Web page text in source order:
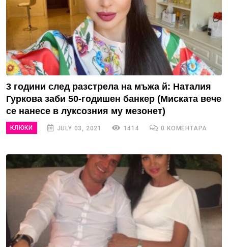
3 години след разстрела на мъжа й: Наталия
Гуркова заби 50-годишен банкер (Миската вече
се нанесе в луксозния му мезонет)
КЛЮКИ JULY 03, 2021 1414 0 КОМЕНТАРА